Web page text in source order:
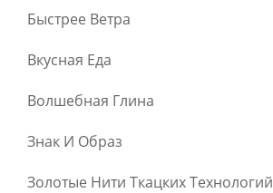
Быстрее Ветра
Вкусная Еда
Волшебная Глина
Знак И Образ
Золотые Нити Ткацких Технологий